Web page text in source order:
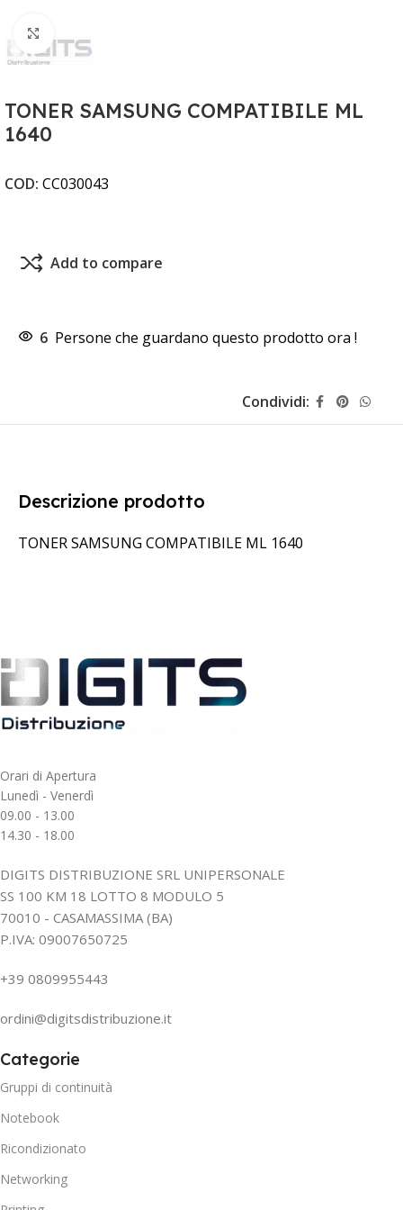
TONER SAMSUNG COMPATIBILE ML
1640
COD: CC030043
Add to compare
6 Persone che guardano questo prodotto ora !
Condividi:
Descrizione prodotto
TONER SAMSUNG COMPATIBILE ML 1640
Orari di Apertura
Lunedì - Venerdì
09.00 - 13.00
14.30 - 18.00
DIGITS DISTRIBUZIONE SRL UNIPERSONALE
SS 100 KM 18 LOTTO 8 MODULO 5
70010 - CASAMASSIMA (BA)
P.IVA: 09007650725
+39 0809955443
ordini@digitsdistribuzione.it
Categorie
Gruppi di continuità
Notebook
Ricondizionato
Networking